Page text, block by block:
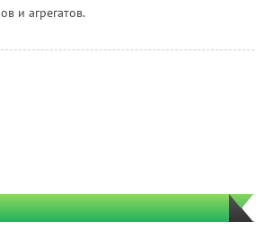
и агрегатов.